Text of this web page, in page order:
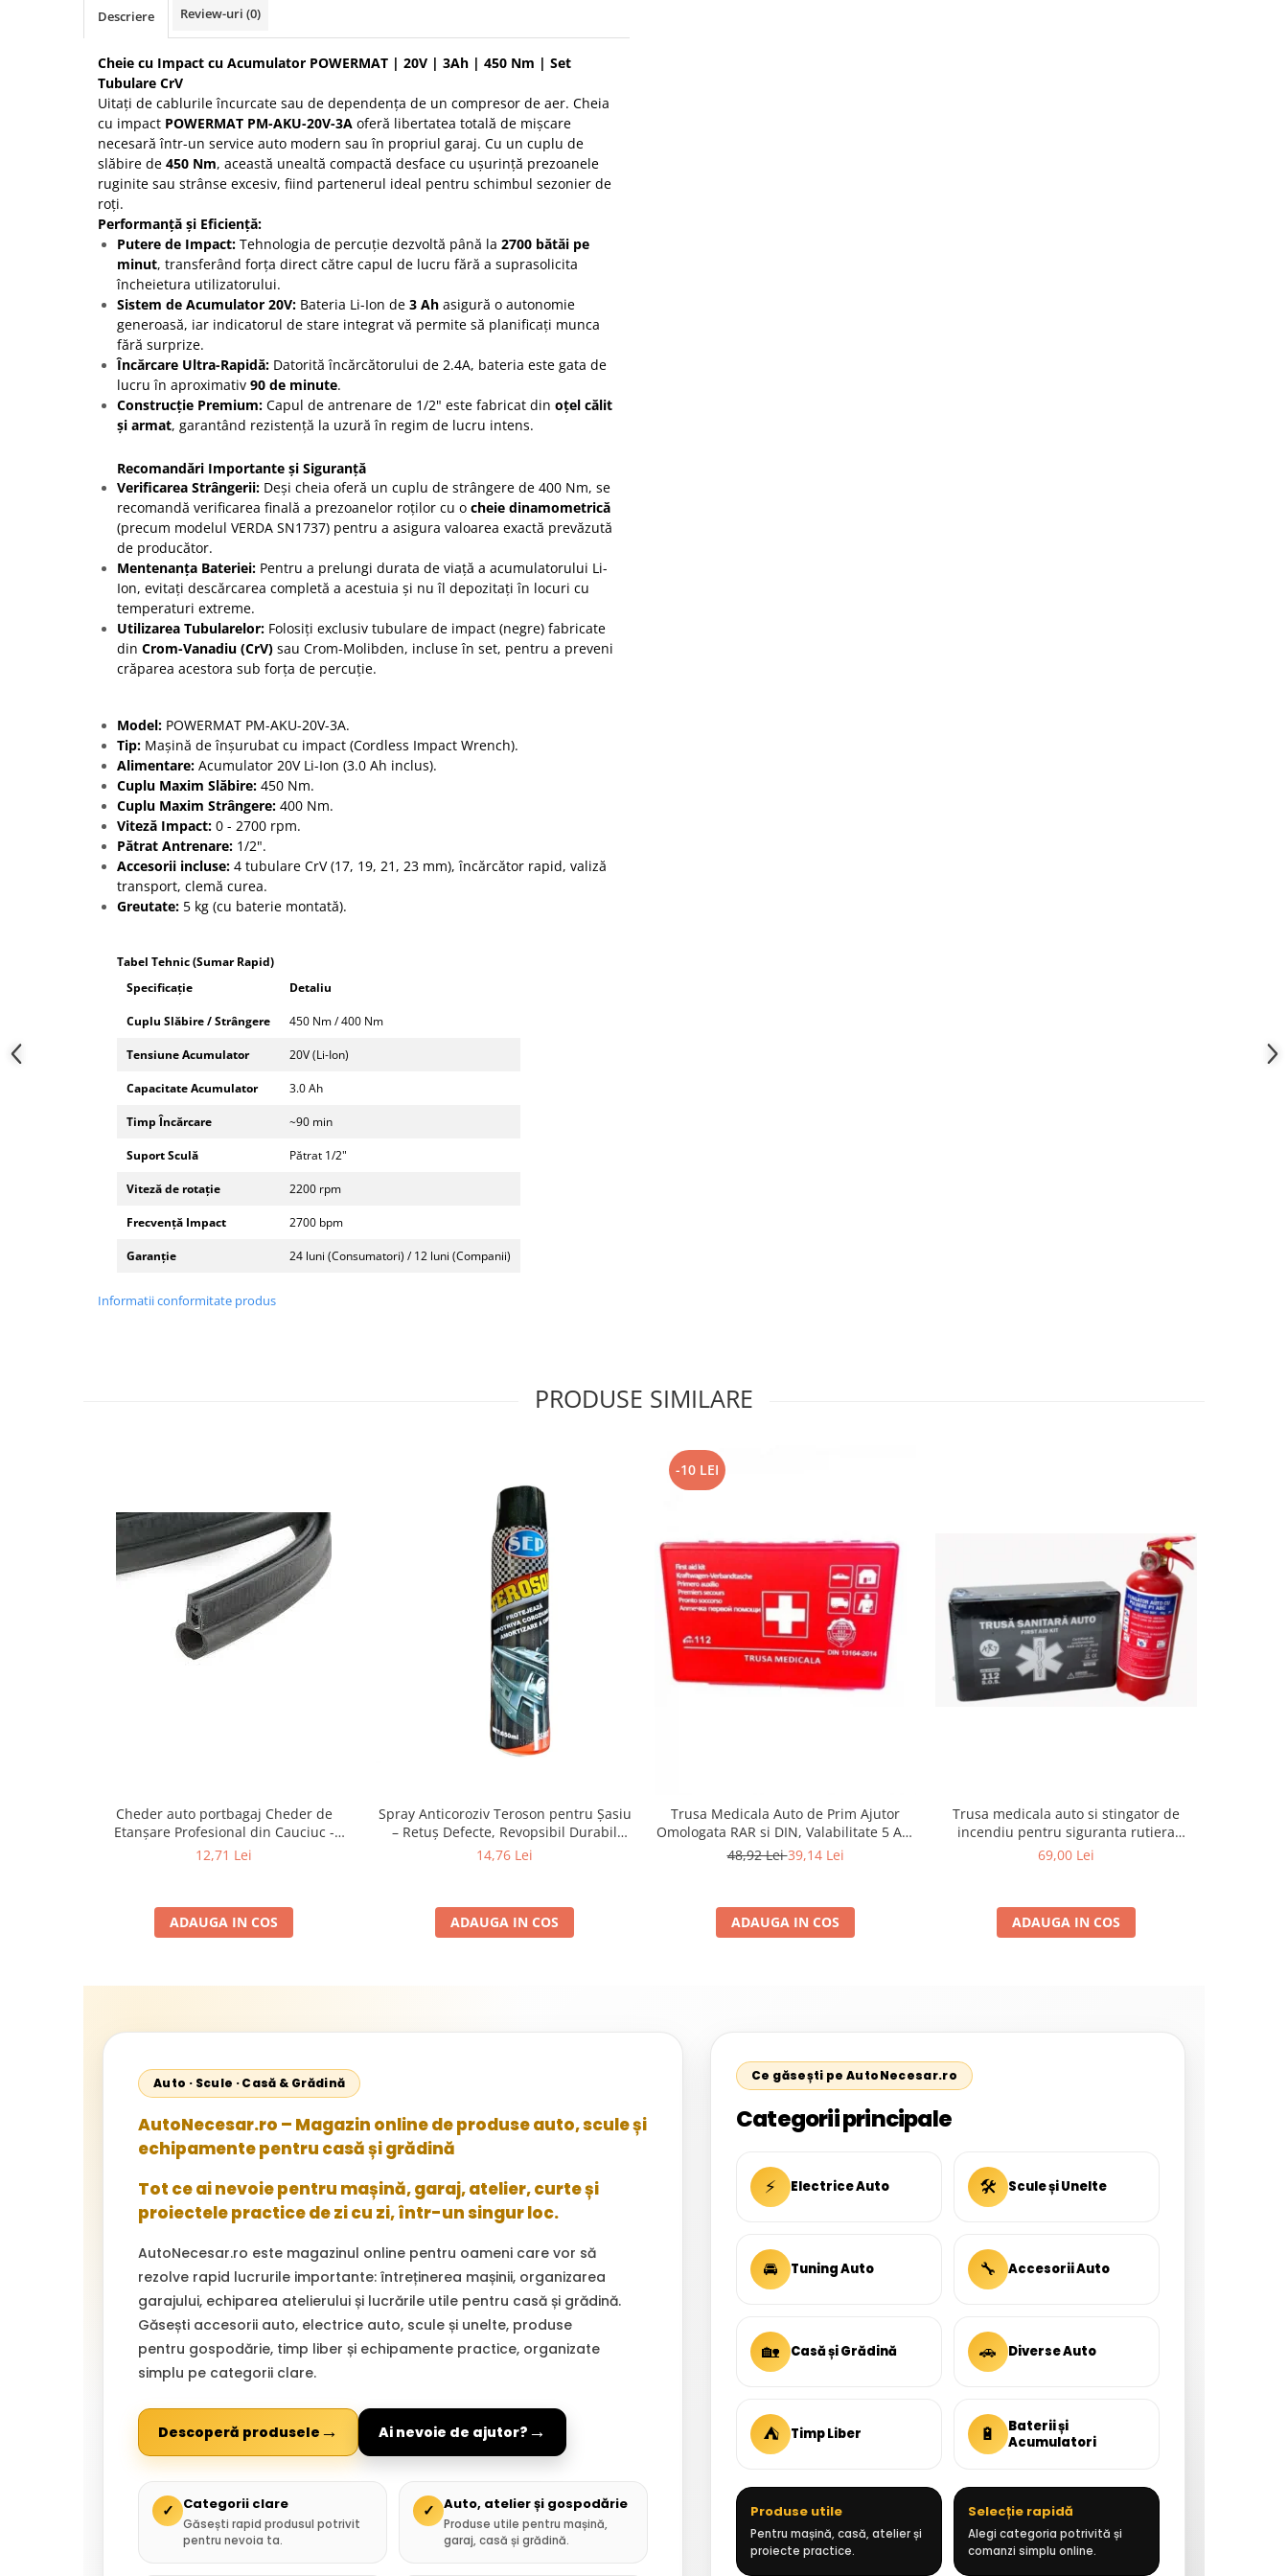
Protectia muncii
Scule Pneumatice
Suport motocicleta
Tunuri de caldura si aeroteme
Utilaje constructie
Descriere Review-uri (0)
Cheie cu Impact cu Acumulator POWERMAT | 20V | 3Ah | 450 Nm | Set
Tubulare CrV
Uitați de cablurile încurcate sau de dependența de un compresor de aer. Cheia
cu impact POWERMAT PM-AKU-20V-3A oferă libertatea totală de mișcare
necesară într-un service auto modern sau în propriul garaj. Cu un cuplu de
slăbire de 450 Nm, această unealtă compactă desface cu ușurință prezoanele
ruginite sau strânse excesiv, fiind partenerul ideal pentru schimbul sezonier de
roți.
Performanță și Eficiență:
Putere de Impact: Tehnologia de percuție dezvoltă până la 2700 bătăi pe
minut, transferând forța direct către capul de lucru fără a suprasolicita
încheietura utilizatorului.
Sistem de Acumulator 20V: Bateria Li-Ion de 3 Ah asigură o autonomie
generoasă, iar indicatorul de stare integrat vă permite să planificați munca
fără surprize.
Încărcare Ultra-Rapidă: Datorită încărcătorului de 2.4A, bateria este gata de
lucru în aproximativ 90 de minute.
Construcție Premium: Capul de antrenare de 1/2" este fabricat din oțel călit
și armat, garantând rezistență la uzură în regim de lucru intens.
Recomandări Importante și Siguranță
Verificarea Strângerii: Deși cheia oferă un cuplu de strângere de 400 Nm, se
recomandă verificarea finală a prezoanelor roților cu o cheie dinamometrică
(precum modelul VERDA SN1737) pentru a asigura valoarea exactă prevăzută
de producător.
Mentenanța Bateriei: Pentru a prelungi durata de viață a acumulatorului Li-
Ion, evitați descărcarea completă a acestuia și nu îl depozitați în locuri cu
temperaturi extreme.
Utilizarea Tubularelor: Folosiți exclusiv tubulare de impact (negre) fabricate
din Crom-Vanadiu (CrV) sau Crom-Molibden, incluse în set, pentru a preveni
crăparea acestora sub forța de percuție.
Model: POWERMAT PM-AKU-20V-3A.
Tip: Mașină de înșurubat cu impact (Cordless Impact Wrench).
Alimentare: Acumulator 20V Li-Ion (3.0 Ah inclus).
Cuplu Maxim Slăbire: 450 Nm.
Cuplu Maxim Strângere: 400 Nm.
Viteză Impact: 0 - 2700 rpm.
Pătrat Antrenare: 1/2".
Accesorii incluse: 4 tubulare CrV (17, 19, 21, 23 mm), încărcător rapid, valiză
transport, clemă curea.
Greutate: 5 kg (cu baterie montată).
Tabel Tehnic (Sumar Rapid)
Specificație
Detaliu
Cuplu Slăbire / Strângere 450 Nm / 400 Nm
Tensiune Acumulator 20V (Li-Ion)
Capacitate Acumulator 3.0 Ah
Timp Încărcare ~90 min
Suport Sculă Pătrat 1/2"
Viteză de rotație 2200 rpm
Frecvență Impact 2700 bpm
Garanție 24 luni (Consumatori) / 12 luni (Companii)
Informatii conformitate produs
PRODUSE SIMILARE
Cheder auto portbagaj Cheder de
Etanșare Profesional din Cauciuc -
Rezistent la Apă și Temperaturi Înalte,
12,71 Lei
ADAUGA IN COS
Spray Anticoroziv Teroson pentru Șasiu
– Retuș Defecte, Revopsibil Durabil
Compatibil PVC negru 650 ml
14,76 Lei
ADAUGA IN COS
-10 LEI
Trusa Medicala Auto de Prim Ajutor
Omologata RAR si DIN, Valabilitate 5 Ani
(Productie Proaspata Aprilie 2026), Kit
48,92 Lei39,14 Lei
ADAUGA IN COS
Trusa medicala auto si stingator de
incendiu pentru siguranta rutiera
Conform Legislatiei Valabilitate 2031
69,00 Lei
ADAUGA IN COS
Auto · Scule · Casă & Grădină
AutoNecesar.ro – Magazin online de produse auto, scule și
echipamente pentru casă și grădină
Tot ce ai nevoie pentru mașină, garaj, atelier, curte și
proiectele practice de zi cu zi, într-un singur loc.
AutoNecesar.ro este magazinul online pentru oameni care vor să
rezolve rapid lucrurile importante: întreținerea mașinii, organizarea
garajului, echiparea atelierului și lucrările utile pentru casă și grădină.
Găsești accesorii auto, electrice auto, scule și unelte, produse
pentru gospodărie, timp liber și echipamente practice, organizate
simplu pe categorii clare.
Descoperă produsele → Ai nevoie de ajutor? →
✓ Categorii clare
Găsești rapid produsul potrivit
pentru nevoia ta.
✓ Auto, atelier și gospodărie
Produse utile pentru mașină,
garaj, casă și grădină.
Ce găsești pe AutoNecesar.ro
Categorii principale
⚡ Electrice Auto 🛠 Scule și Unelte
🚘 Tuning Auto 🔧 Accesorii Auto
🏡 Casă și Grădină 🚗 Diverse Auto
⛺ Timp Liber 🔋
Baterii și
Acumulatori
Produse utile
Pentru mașină, casă, atelier și
proiecte practice.
Selecție rapidă
Alegi categoria potrivită și
comanzi simplu online.